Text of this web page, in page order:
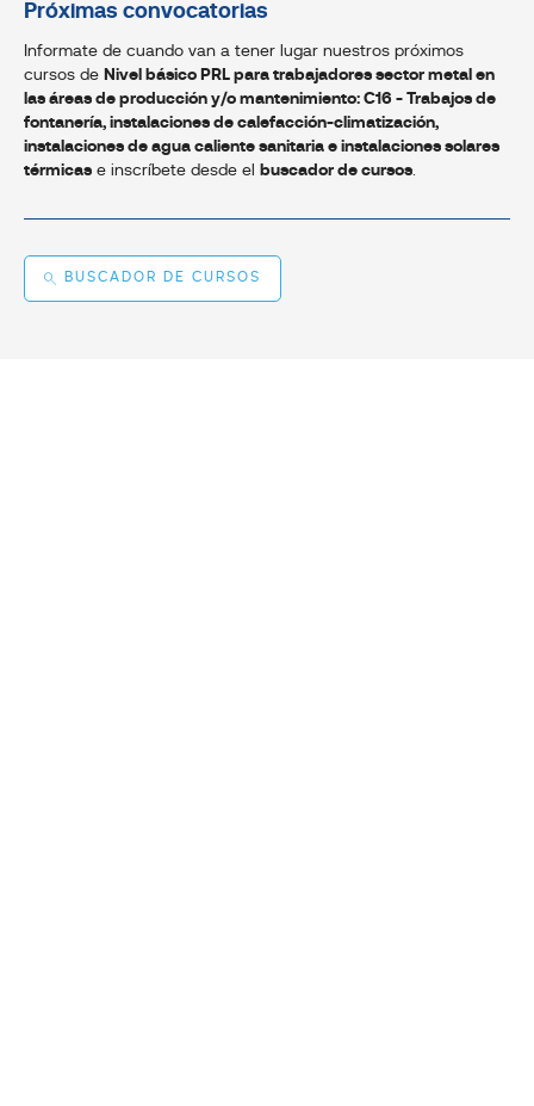
Próximas convocatorias
Informate de cuando van a tener lugar nuestros próximos
cursos de Nivel básico PRL para trabajadores sector metal en
las áreas de producción y/o mantenimiento: C16 - Trabajos de
fontanería, instalaciones de calefacción-climatización,
instalaciones de agua caliente sanitaria e instalaciones solares
térmicas e inscríbete desde el buscador de cursos.
BUSCADOR DE CURSOS